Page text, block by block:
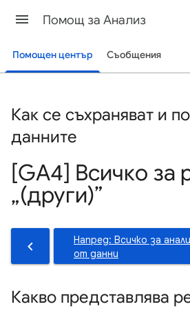
Помощ за Анализ
Помощен център Съобщения
Как се съхраняват и
данните
[GA4] Всичко за
„(други)”
Напред: Всичко за
от данни
Какво представлява